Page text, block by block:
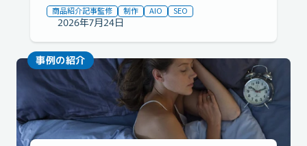
商品紹介記事監修 制作 AIO SEO
2026年7月24日
事例の紹介